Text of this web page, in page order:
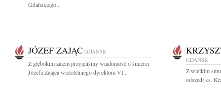
Gdańskiego...
JÓZEF ZAJĄC GDAŃSK
Z głębokim żalem przyjęliśmy wiadomość o śmierci
Józefa Zająca wieloletniego dyrektora VI...
GDAŃSK
Z wielkim
odszedł ks.